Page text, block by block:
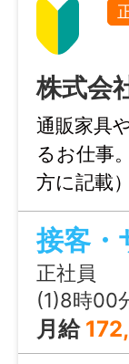
株式会
通販家具
るお仕事
方に記載
す。 愛
（家具の
社 配送
例約２３
があり、
ませんが
正社員
(1)8時00
月給